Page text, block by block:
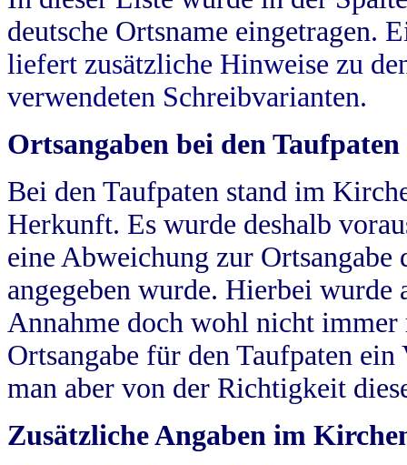
deutsche Ortsname eingetragen.
liefert zusätzliche Hinweise zu
verwendeten Schreibvarianten.
Ortsangaben bei den Taufpaten
Bei den Taufpaten stand im
Herkunft. Es wurde deshalb
eine Abweichung zur
angegeben wurde. Hierbei wurde
Annahme doch wohl nicht
Ortsangabe für den Taufpaten
man aber von der Richtigkeit
Zusätzliche Angaben im